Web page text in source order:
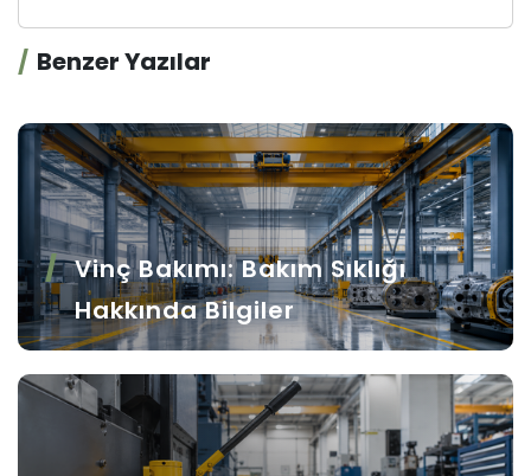
Benzer Yazılar
Vinç Bakımı: Bakım Sıklığı
Hakkında Bilgiler